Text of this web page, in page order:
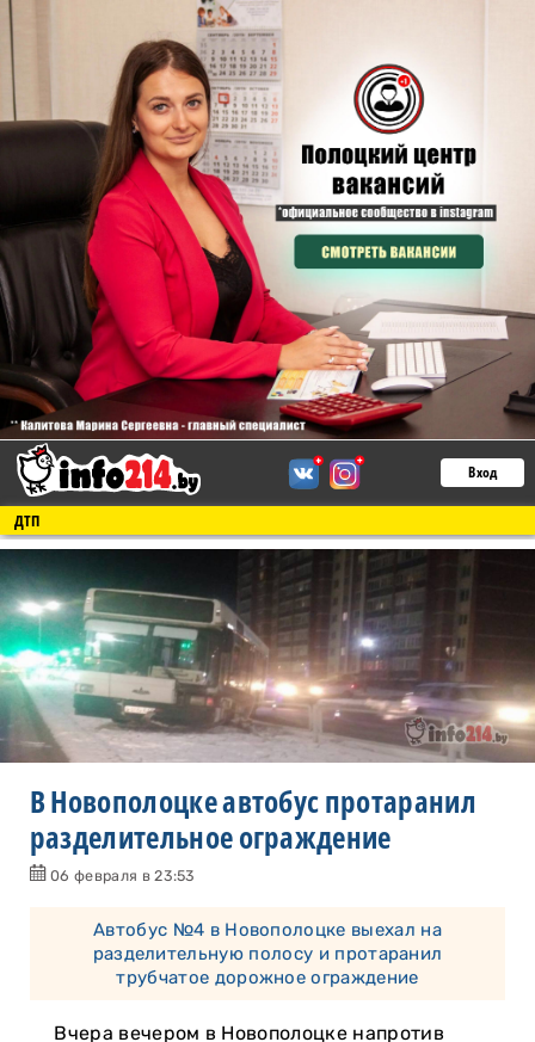
Вход
ДТП
В Новополоцке автобус протаранил
разделительное ограждение
06 февраля в 23:53
Автобус №4 в Новополоцке выехал на
разделительную полосу и протаранил
трубчатое дорожное ограждение
Вчера вечером в Новополоцке напротив